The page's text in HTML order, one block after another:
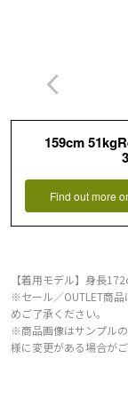
159cm
Find out more
【着用モデル】身長
※セール／OUTLET商
めご了承ください。
※商品画像はサンプル
様に変更がある場合が